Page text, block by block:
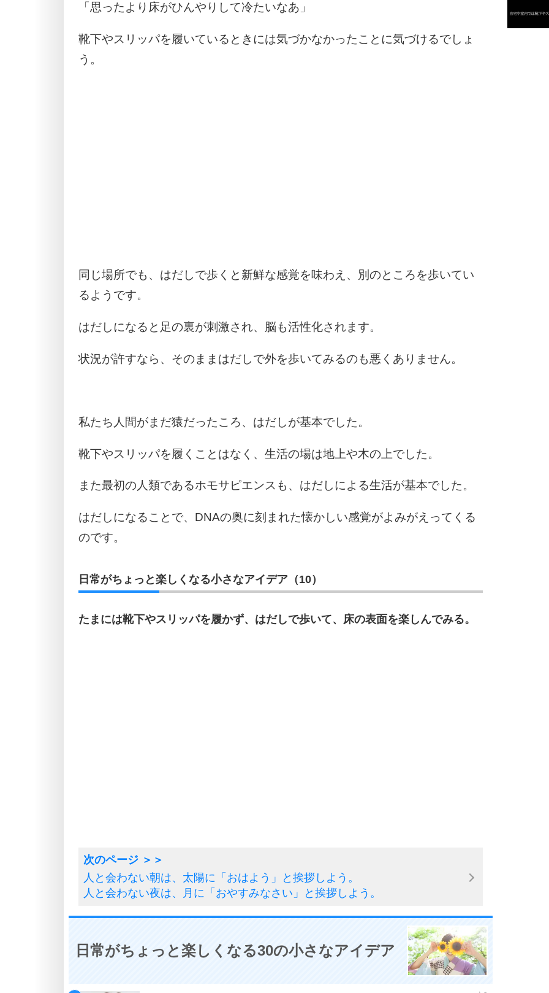
「思ったより床がひんやりして冷たいなあ」
靴下やスリッパを履いているときには気づかなかったことに気づけるでしょ
う。
同じ場所でも、はだしで歩くと新鮮な感覚を味わえ、別のところを歩いてい
るようです。
はだしになると足の裏が刺激され、脳も活性化されます。
状況が許すなら、そのままはだしで外を歩いてみるのも悪くありません。
私たち人間がまだ猿だったころ、はだしが基本でした。
靴下やスリッパを履くことはなく、生活の場は地上や木の上でした。
また最初の人類であるホモサピエンスも、はだしによる生活が基本でした。
はだしになることで、DNAの奥に刻まれた懐かしい感覚がよみがえってくる
のです。
日常がちょっと楽しくなる小さなアイデア（10）
たまには靴下やスリッパを履かず、はだしで歩いて、床の表面を楽しんでみる。
人と会わない朝は、太陽に「おはよう」と挨拶しよう。
人と会わない夜は、月に「おやすみなさい」と挨拶しよう。
日常がちょっと楽しくなる30の小さなアイデア
3